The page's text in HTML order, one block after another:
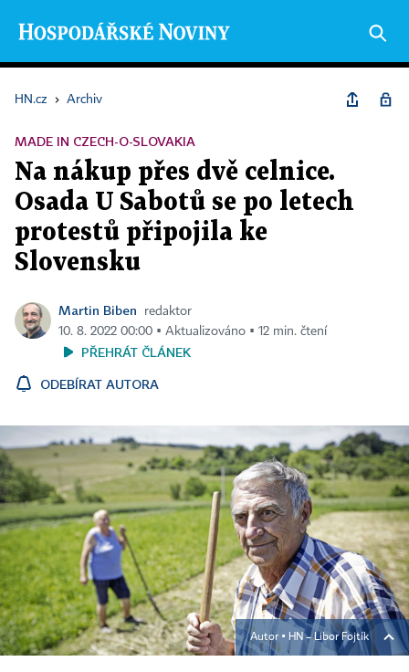
HN.cz › Archiv
MADE IN CZECH-O-SLOVAKIA
Na nákup přes dvě celnice.
Osada U Sabotů se po letech
protestů připojila ke
Slovensku
Martin Biben
redaktor
10. 8. 2022 00:00 ▪ Aktualizováno ▪ 12 min. čtení
PŘEHRÁT ČLÁNEK
ODEBÍRAT AUTORA
Autor ▪ HN – Libor Fojtík